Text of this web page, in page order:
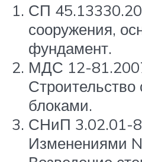
СП
сооружения,
фундамент.
МДС 12-
Строительство
блоками.
СНиП 3.02.01-
Изменениями